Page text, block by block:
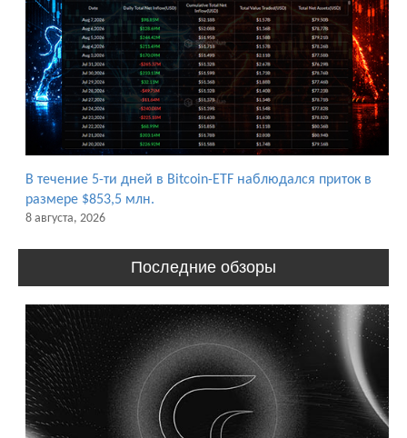
В течение 5-ти дней в Bitcoin-ETF наблюдался приток в
размере $853,5 млн.
8 августа, 2026
Последние обзоры